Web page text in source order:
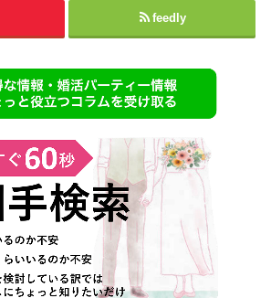
feedly